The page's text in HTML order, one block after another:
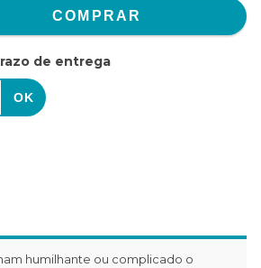
de entrega
humilhante ou complicado o